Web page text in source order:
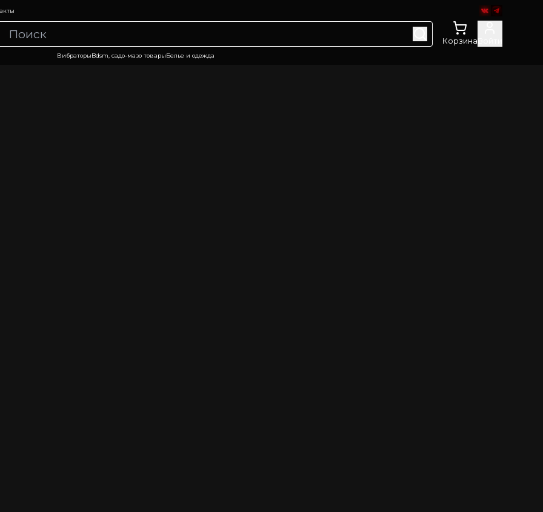
Корзина
ВибраторыBdsm, садо-мазо товарыБелье и одежда